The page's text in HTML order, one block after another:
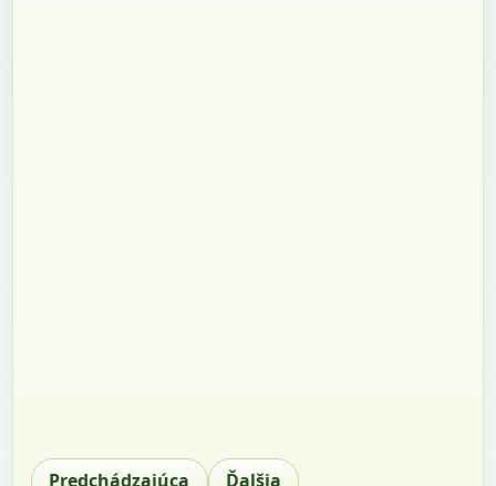
Predchádzajúca Ďalšia